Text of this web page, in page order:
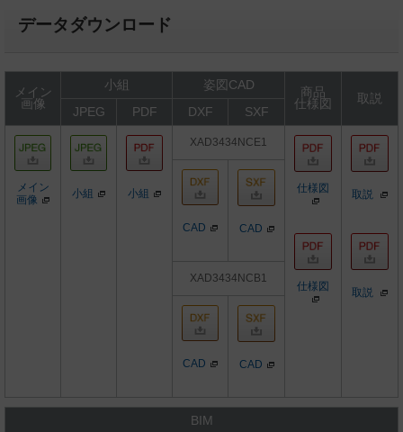
データダウンロード
メイン
画像
小組 姿図CAD
商品
仕様図
取説
JPEG
PDF DXF SXF
メイン
画像
小組 小組
XAD3434NCE1
仕様図
仕様図
取説
取説
CAD CAD
XAD3434NCB1
CAD CAD
BIM